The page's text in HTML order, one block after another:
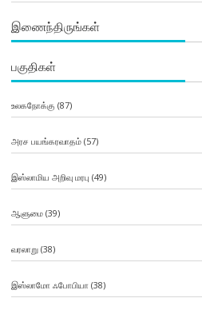
இணைந்திருங்கள்
பகுதிகள்
உலகநோக்கு (87)
அரச பயங்கரவாதம்(57)
இஸ்லாமிய அறிவு மரபு (49)
ஆளுமை(39)
வரலாறு(38)
இஸ்லாமோ ஃபோபியா (38)